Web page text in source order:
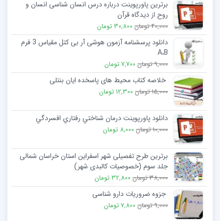
برترین پاورپوینت درباره درس انسان شناسی انسان و
روح از دیدگاه قرآن
40,000 تومان 30,800 تومان
دانلود پرسشنامه آزمون هوشی آر بی کتل مقیاس 3 فرم
A،B
9,000 تومان 7,700 تومان
خلاصه کتاب محیط های پاسخده ایان بنتلی
15,000 تومان 12,300 تومان
دانلود پاورپوینت درمان شناختي رفتاري افسردگي
10,000 تومان 8,000 تومان
برترین طرح تفصیلی شهر اسفراین استان خراسان شمالی
جلد سوم (خصوصیات کالبدی شهر)
38,000 تومان 32,800 تومان
جزوه ضروریات دارو شناسی
9,000 تومان 7,800 تومان